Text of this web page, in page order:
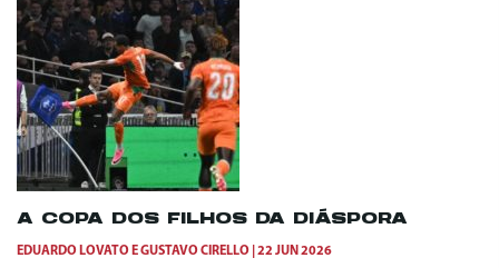
A COPA DOS FILHOS DA DIÁSPORA
EDUARDO LOVATO EGUSTAVO CIRELLO 22 JUN 2026